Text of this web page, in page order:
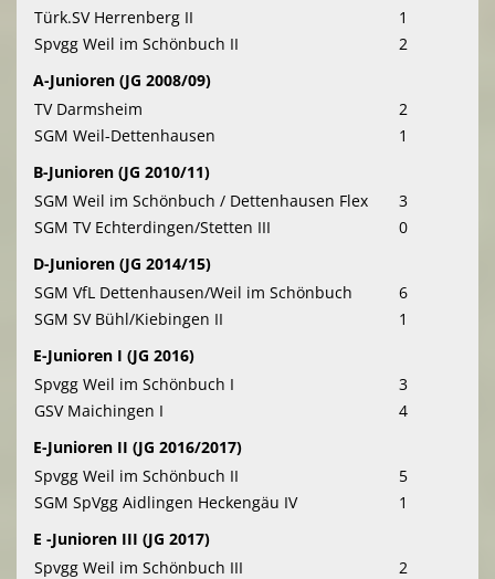
Türk.SV Herrenberg II
1
Spvgg Weil im Schönbuch II
2
A-Junioren (JG 2008/09)
TV Darmsheim
2
SGM Weil-Dettenhausen
1
B-Junioren (JG 2010/11)
SGM Weil im Schönbuch / Dettenhausen Flex
3
SGM TV Echterdingen/Stetten III
0
D-Junioren (JG 2014/15)
SGM VfL Dettenhausen/Weil im Schönbuch
6
SGM SV Bühl/Kiebingen II
1
E-Junioren I (JG 2016)
Spvgg Weil im Schönbuch I
3
GSV Maichingen I
4
E-Junioren II (JG 2016/2017)
Spvgg Weil im Schönbuch II
5
SGM SpVgg Aidlingen Heckengäu IV
1
E -Junioren III (JG 2017)
Spvgg Weil im Schönbuch III
2